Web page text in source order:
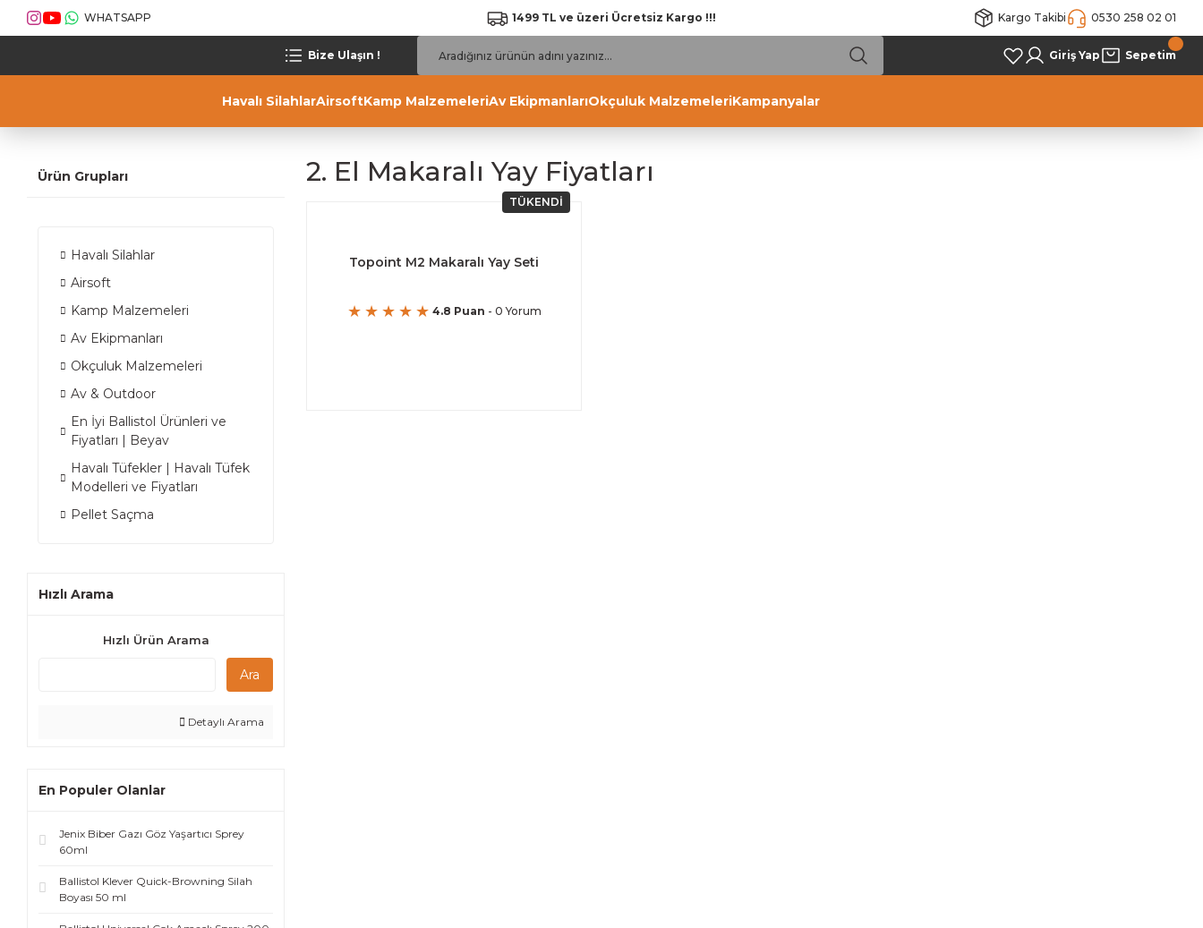
WHATSAPP 1499 TL ve üzeri Ücretsiz Kargo !!! Kargo Takibi 0530 258 02 01
Bize Ulaşın ! Giriş Yap Sepetim
Havalı SilahlarAirsoftKamp MalzemeleriAv EkipmanlarıOkçuluk MalzemeleriKampanyalar
Ürün Grupları
Havalı Silahlar
Airsoft
Kamp Malzemeleri
Av Ekipmanları
Okçuluk Malzemeleri
Av & Outdoor
En İyi Ballistol Ürünleri ve
Fiyatları | Beyav
Havalı Tüfekler | Havalı Tüfek
Modelleri ve Fiyatları
Pellet Saçma
Hızlı Arama
Hızlı Ürün Arama
Ara
Detaylı Arama
En Populer Olanlar
Jenix Biber Gazı Göz Yaşartıcı Sprey
60ml
Ballistol Klever Quick-Browning Silah
Boyası 50 ml
2. El Makaralı Yay Fiyatları
TÜKENDİ
Topoint M2 Makaralı Yay Seti
4.8 Puan - 0 Yorum